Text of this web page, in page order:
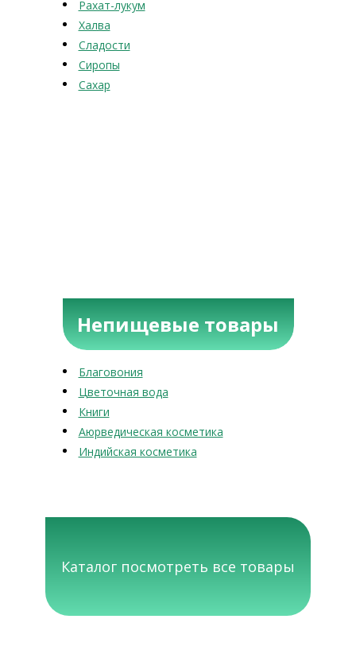
Рахат-лукум
Халва
Сладости
Сиропы
Сахар
Непищевые товары
Благовония
Цветочная вода
Книги
Аюрведическая косметика
Индийская косметика
Каталог посмотреть все товары